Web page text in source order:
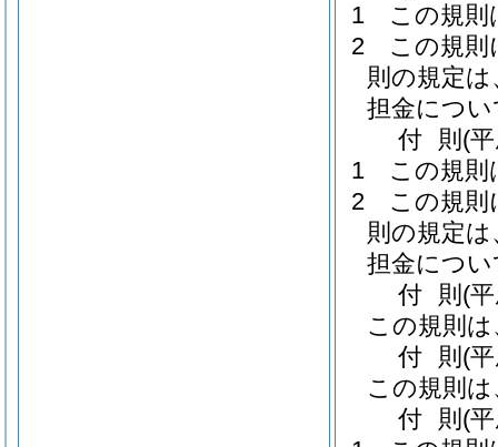
1
この規則
2
この規則
則の規定
担金につ
付 則 (
1
この規則
2
この規則
則の規定
担金につ
付 則 (
この規則
付 則 (
この規則
付 則 (